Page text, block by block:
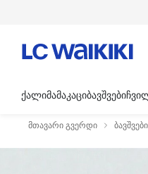
ᲥᲐᲚᲘᲛᲐᲛᲐᲙᲐᲪᲘᲑᲐᲕᲨᲕᲔᲑᲘ
მთავარი გვერდი ბავშვები